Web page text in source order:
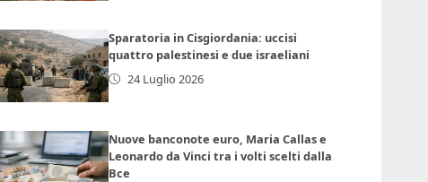
Sparatoria in Cisgiordania: uccisi
quattro palestinesi e due israeliani
24 Luglio 2026
Nuove banconote euro, Maria Callas e
Leonardo da Vinci tra i volti scelti dalla
Bce